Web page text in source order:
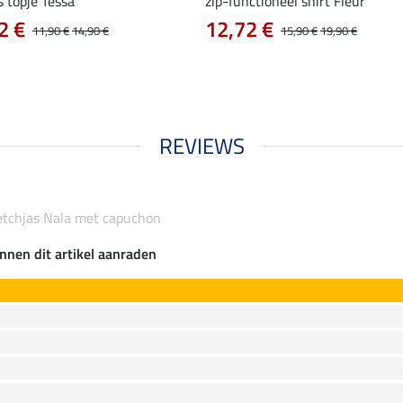
11,90 €14,90 €
€ 15,90 €19,90 €
12,72 €
REVIEWS
Nala met capuchon
dit artikel aanraden